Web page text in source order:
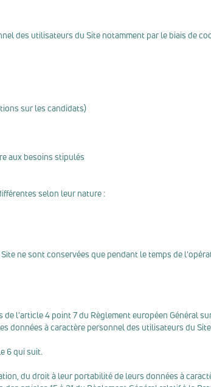
des utilisateurs du Site notamment par le biais de
sur les candidats)
aux besoins stipulés
selon leur nature :
ne sont conservées que pendant le temps de
l'article 4 point 7 du Règlement européen Général
données à caractère personnel des utilisateurs du
6 qui suit.
du droit à leur portabilité de leurs données à